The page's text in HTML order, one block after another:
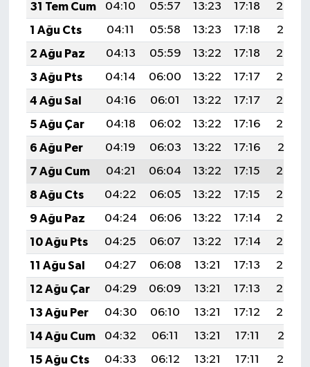
31 Tem Cum
04:10 05:57 13:23 17:18
20:38
1 Ağu Cts
04:11 05:58 13:23 17:18
20:37
2 Ağu Paz
04:13 05:59 13:22 17:18
20:36
3 Ağu Pts
04:14 06:00 13:22 17:17
20:35
4 Ağu Sal
04:16 06:01 13:22 17:17
20:34
5 Ağu Çar
04:18 06:02 13:22 17:16
20:32
6 Ağu Per
04:19 06:03 13:22 17:16
20:31
7 Ağu Cum
04:21 06:04 13:22 17:15
20:30
8 Ağu Cts
04:22 06:05 13:22 17:15
20:29
9 Ağu Paz
04:24 06:06 13:22 17:14
20:27
10 Ağu Pts
04:25 06:07 13:22 17:14
20:26
11 Ağu Sal
04:27 06:08 13:21 17:13
20:25
12 Ağu Çar
04:29 06:09 13:21 17:13
20:23
13 Ağu Per
04:30 06:10 13:21 17:12
20:22
14 Ağu Cum
04:32 06:11 13:21 17:11
20:21
15 Ağu Cts
04:33 06:12 13:21 17:11
20:19